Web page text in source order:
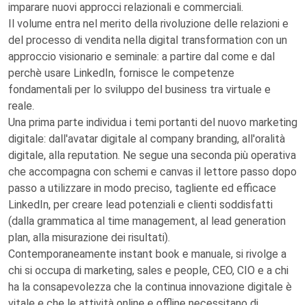
imparare nuovi approcci relazionali e commerciali.
Il volume entra nel merito della rivoluzione delle relazioni e
del processo di vendita nella digital transformation con un
approccio visionario e seminale: a partire dal come e dal
perchè usare LinkedIn, fornisce le competenze
fondamentali per lo sviluppo del business tra virtuale e
reale.
Una prima parte individua i temi portanti del nuovo marketing
digitale: dall'avatar digitale al company branding, all'oralità
digitale, alla reputation. Ne segue una seconda più operativa
che accompagna con schemi e canvas il lettore passo dopo
passo a utilizzare in modo preciso, tagliente ed efficace
LinkedIn, per creare lead potenziali e clienti soddisfatti
(dalla grammatica al time management, al lead generation
plan, alla misurazione dei risultati).
Contemporaneamente instant book e manuale, si rivolge a
chi si occupa di marketing, sales e people, CEO, CIO e a chi
ha la consapevolezza che la continua innovazione digitale è